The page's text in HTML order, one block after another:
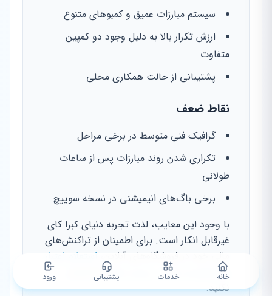
سیستم مبارزات عمیق و کمبوهای متنوع
ارزش تکرار بالا به دلیل وجود دو کمپین
متفاوت
پشتیبانی از حالت همکاری محلی
نقاط ضعف
گرافیک فنی متوسط در برخی مراحل
تکراری شدن روند مبارزات پس از ساعات
طولانی
برخی باگ‌های انیمیشنی در نسخه سوییچ
با وجود این معایب، لذت تجربه دنیای کبرا کای
غیرقابل انکار است. برای اطمینان از تراکنش‌های
مالی خود در فروشگاه‌های آنلاین، استعلام اعتبار
و محکومیت مالی - پست بانکرا فراموش
نکنید.
خانه خدمات پشتیبانی ورود